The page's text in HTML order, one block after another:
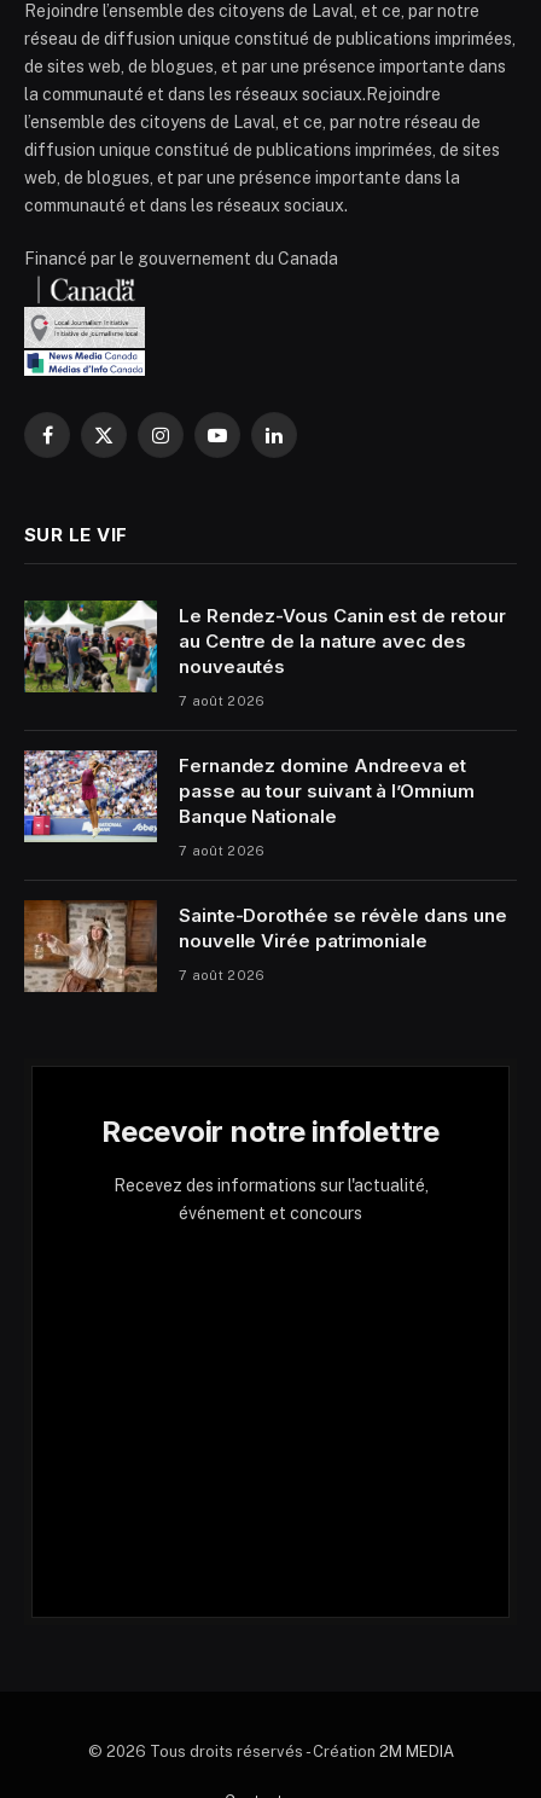
Rejoindre l’ensemble des citoyens de Laval, et ce, par notre
réseau de diffusion unique constitué de publications imprimées,
de sites web, de blogues, et par une présence importante dans
la communauté et dans les réseaux sociaux.Rejoindre
l’ensemble des citoyens de Laval, et ce, par notre réseau de
diffusion unique constitué de publications imprimées, de sites
web, de blogues, et par une présence importante dans la
communauté et dans les réseaux sociaux.
Financé par le gouvernement du Canada
Facebook
X
InstagramYouTubeLinkedIn
SUR LE VIF
Le Rendez-Vous Canin est de retour
au Centre de la nature avec des
nouveautés
7 août 2026
Fernandez domine Andreeva et
passe au tour suivant à l’Omnium
Banque Nationale
7 août 2026
Sainte-Dorothée se révèle dans une
nouvelle Virée patrimoniale
7 août 2026
Recevoir notre infolettre
Recevez des informations sur l'actualité,
événement et concours
© 2026 Tous droits réservés - Création 2M MEDIA